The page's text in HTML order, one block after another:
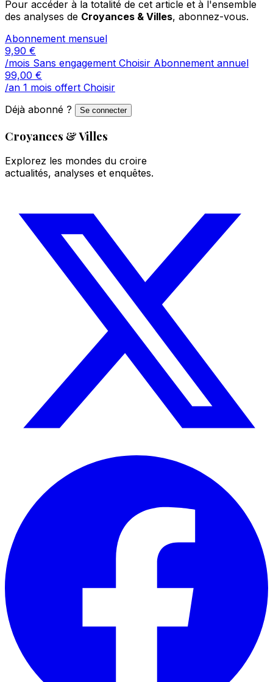
Pour accéder à la totalité de cet article et à l'ensemble
des analyses de Croyances & Villes, abonnez-vous.
Abonnement mensuel
9,90 €
/mois Sans engagement Choisir Abonnement annuel
99,00 €
/an 1 mois offert Choisir
Déjà abonné ?
Se connecter
Croyances & Villes
Explorez les mondes du croire
actualités, analyses et enquêtes.